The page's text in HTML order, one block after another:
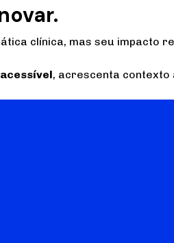
clínica, mas seu impacto
, acrescenta contexto